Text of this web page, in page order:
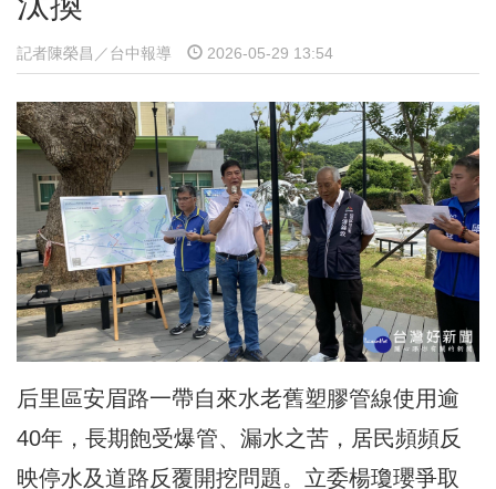
記者陳榮昌／台中報導 2026-05-29 13:54
后里區安眉路一帶自來水老舊塑膠管線使用逾
40年，長期飽受爆管、漏水之苦，居民頻頻反
映停水及道路反覆開挖問題。立委楊瓊瓔爭取